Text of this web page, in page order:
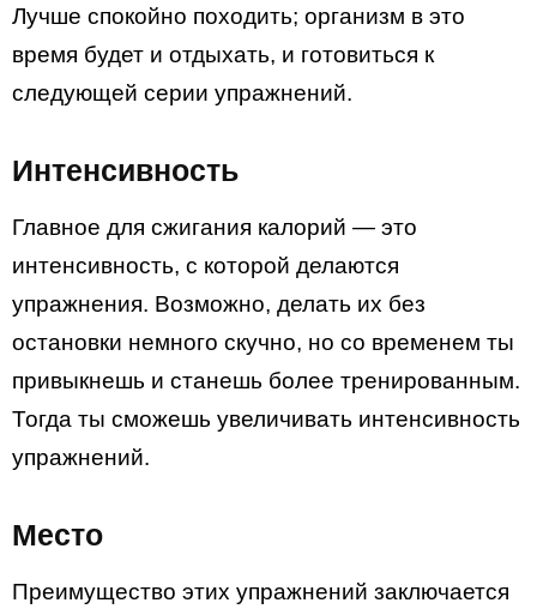
Лучше спокойно походить; организм в это
время будет и отдыхать, и готовиться к
следующей серии упражнений.
Интенсивность
Главное для сжигания калорий — это
интенсивность, с которой делаются
упражнения. Возможно, делать их без
остановки немного скучно, но со временем ты
привыкнешь и станешь более тренированным.
Тогда ты сможешь увеличивать интенсивность
упражнений.
Место
Преимущество этих упражнений заключается